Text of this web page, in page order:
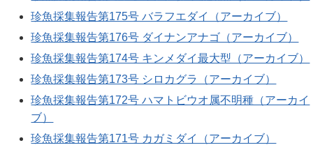
珍魚採集報告第175号 バラフエダイ（アーカイブ）
珍魚採集報告第176号 ダイナンアナゴ（アーカイブ）
珍魚採集報告第174号 キンメダイ最大型（アーカイブ）
珍魚採集報告第173号 シロカグラ（アーカイブ）
珍魚採集報告第172号 ハマトビウオ属不明種（アーカイ
ブ）
珍魚採集報告第171号 カガミダイ（アーカイブ）